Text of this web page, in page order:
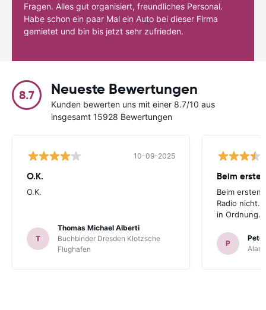
Fragen. Alles gut organisiert, freundliches Personal.
Habe schon ein paar Mal ein Auto bei dieser Firma
gemietet und bin bis jetzt sehr zufrieden.
8.7 Neueste Bewertungen
Kunden bewerten uns mit einer 8.7/10 aus
insgesamt 15928 Bewertungen
10-09-2025
O.K.
O.K.
T
Thomas Michael Alberti
Buchbinder Dresden Klotzsche
Flughafen
Beim
Beim ersten
Radio nicht.
in Ordnung.
P